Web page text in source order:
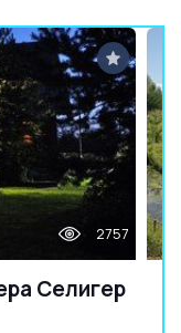
Селигер
2757